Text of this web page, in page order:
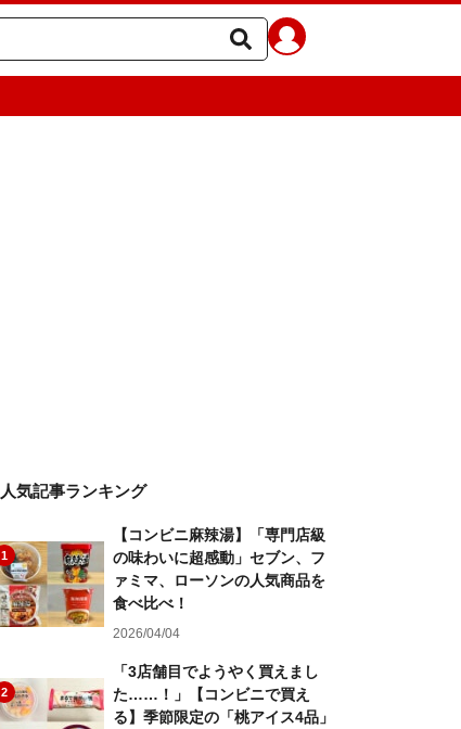
人気記事ランキング
1
【コンビニ麻辣湯】「専門店級
の味わいに超感動」セブン、フ
ァミマ、ローソンの人気商品を
食べ比べ！
2026/04/04
2
「3店舗目でようやく買えまし
た……！」【コンビニで買え
る】季節限定の「桃アイス4品」